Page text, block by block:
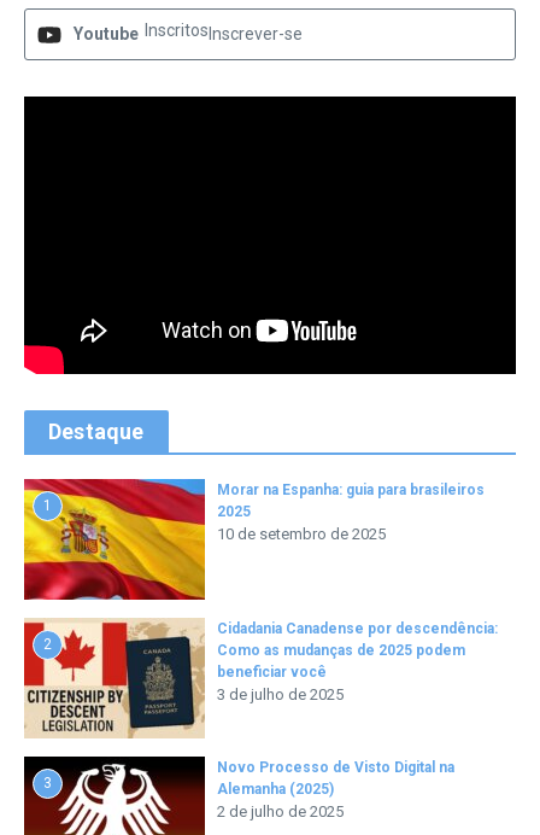
Youtube Inscritos Inscrever-se
Destaque
1
Morar na Espanha: guia para brasileiros
2025
10 de setembro de 2025
2
Cidadania Canadense por descendência:
Como as mudanças de 2025 podem
beneficiar você
3 de julho de 2025
3
Novo Processo de Visto Digital na
Alemanha (2025)
2 de julho de 2025